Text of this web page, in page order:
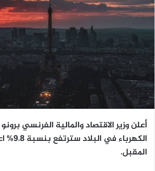
أعلن وزير الاقتصاد والمالية الفرنسي
المقبل.